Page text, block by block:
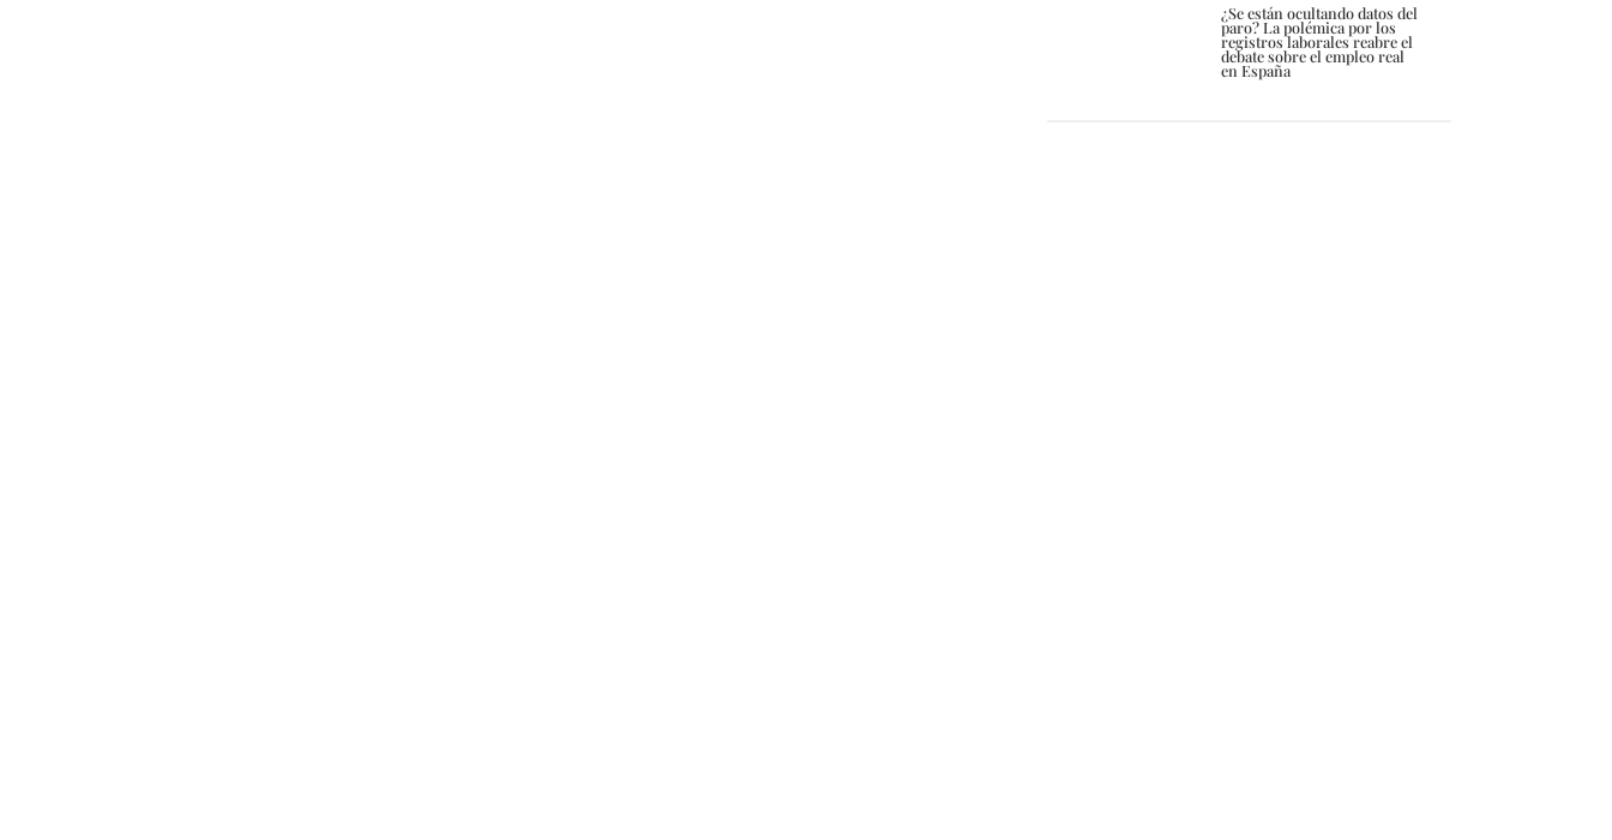
¿Se están ocultando datos del
paro? La polémica por los
registros laborales reabre el
debate sobre el empleo real
en España